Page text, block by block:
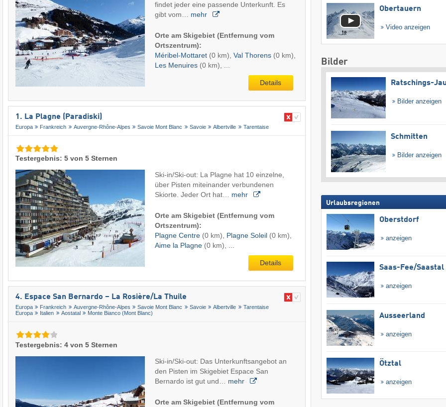
findet jeder eine passende Unterkunft. Es
gibt vom… mehr
Orte am Skigebiet (Entfernung vom
Ortszentrum):
Méribel-Mottaret (0 km), Val Thorens (0 km),
Les Menuires (0 km), ...
Details
1. La Plagne (Paradiski)
Europa Frankreich Auvergne-Rhône-Alpes Savoie Mont Blanc Savoie Albertville Tarentaise
Testergebnis: 5 von 5 Sternen
Ski-in/Ski-out: La Plagne hat 10 einzelne,
über Pisten miteinander verbundenen
Skiorte. Jeder Ort hat… mehr
Orte am Skigebiet (Entfernung vom
Ortszentrum):
Plagne Centre (0 km), Plagne Soleil (0 km),
Aime la Plagne (0 km), ...
Details
4. Espace San Bernardo – La Rosière/​La Thuile
Europa Frankreich Auvergne-Rhône-Alpes Savoie Mont Blanc Savoie Albertville
Tarentaise
Europa
Italien Aostatal Monte Bianco (Mont Blanc)
Testergebnis: 4 von 5 Sternen
Ski-in/Ski-out: Das Unterkunftsangebot an
den Pisten im Skigebiet Espace San
Bernardo ist gut und… mehr
Orte am Skigebiet (Entfernung vom
Obertauern
Video anzeigen
Bilder
Ratschings-
Bilder anzeigen
Schmitten
Bilder anzeigen
Urlaubsregionen
Oberstdorf
anzeigen
Saas-Fee/​Saastal
anzeigen
Ausseerland
anzeigen
Ötztal
anzeigen